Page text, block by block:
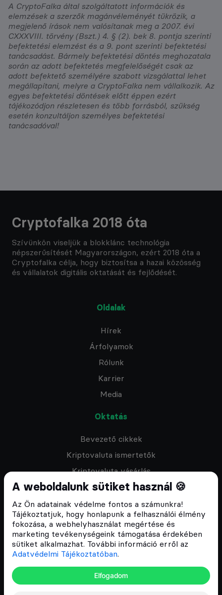
A weboldalunk sütiket használ 🍪
Az Ön adatainak védelme fontos a számunkra!
Tájékoztatjuk, hogy honlapunk a felhasználói élmény
fokozása, a webhelyhasználat megértése és
marketing tevékenységeink támogatása érdekében
sütiket alkalmazhat. További információ erről az
Adatvédelmi Tájékoztatóban.
Elfogadom
A CryptoFalka által szolgáltatott információk és
elemzések a szerzők magánvéleményét tükrözik, a
megjelenő írások nem valósítanak meg a 2007. évi
CXXXVIII. törvény (Bszt.) 4. § (2). bek 8. pontja szerinti
befektetési elemzést és a 9. pont szerinti befektetési
tanácsadást. Bármely befektetési döntés meghozatala
során az adott befektetés megfelelőségét csak az
adott befektető személyére szabott vizsgálattal lehet
megállapítani, melyre a CryptoFalka nem vállalkozik. Az
egyes befektetési döntések előtt éppen ezért
tájékozódjon részletesen és több forrásból, szükség
esetén konzultáljon személyes befektetési
tanácsadóval!
Cryptofalka 2018 óta
Szívünkön viseljük a blokklánc technológia
népszerűsítését Magyarországon, ezért 2018 óta a
Cryptofalka célja, hogy biztosítsa a hazai közösség
és vállalatok digitális oktatását és fejlődését.
Oldalak
Hírek
Árfolyamok
Rólunk
Karrier
Media
Oktatás
Bevezető cikkek
Kriptovaluta ismertetők
Kriptovaluta vásárlás
Oktató anyagok
Discord közösség
Csomagajánlatok
Kriptovaluta kezdőknek
Megapack